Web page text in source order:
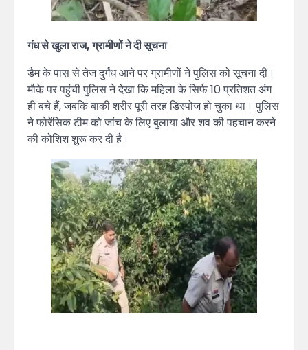
गंध से खुला राज, ग्रामीणों ने दी सूचना
डैम के पास से तेज दुर्गंध आने पर ग्रामीणों ने पुलिस को सूचना दी।
मौके पर पहुंची पुलिस ने देखा कि महिला के सिर्फ 10 प्रतिशत अंग
ही बचे हैं, जबकि बाकी शरीर पूरी तरह डिस्पोज हो चुका था। पुलिस
ने फोरेंसिक टीम को जांच के लिए बुलाया और शव की पहचान करने
की कोशिश शुरू कर दी है।